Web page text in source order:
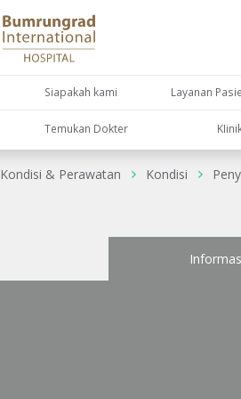
Siapakah kami Layanan
Temukan Dokter
Kondisi & Perawatan Kondisi